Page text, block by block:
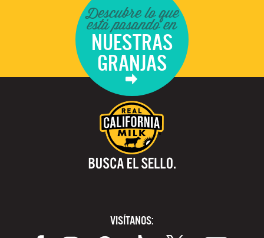
Descubre lo que
está pasando en
NUESTRAS
GRANJAS
VISÍTANOS: